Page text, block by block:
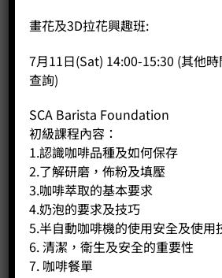
商品說明
材質：
2.木（山毛櫸）
尺寸：100 x 119 x 159mm
相關商品
畫花及3D拉花興趣班:
7月11日(Sat) 14:00-15:30 (其他
查詢)
SCA Barista Foundation
初級課程內容：
1.認識咖啡品種及如何保存
2.了解研磨，佈粉及填壓
3.咖啡萃取的基本要求
4.奶泡的要求及技巧
5.半自動咖啡機的使用安全及使用
6. 清潔，衛生及安全的重要性
7. 咖啡餐單